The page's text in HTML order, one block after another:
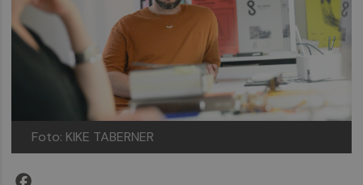
Foto: KIKE TABERNER